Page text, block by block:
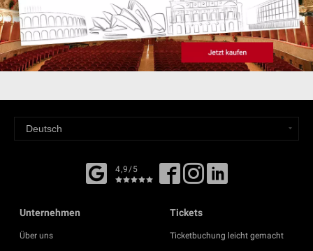
4,9/5
Unternehmen
Über uns
Tickets
Ticketbuchung leicht gemacht